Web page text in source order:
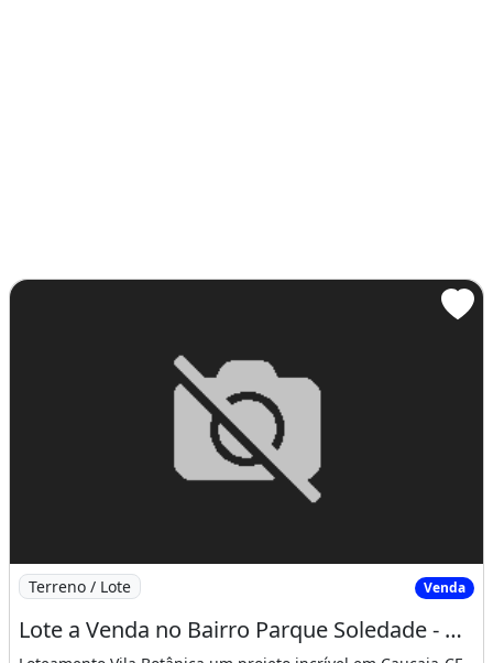
Imagem: Lote a Venda no Bairro Parque Soledade
Terreno / Lote Venda
Lote a Venda no Bairro Parque Soledade - Caucaia, Ce